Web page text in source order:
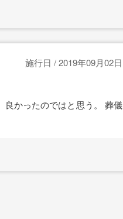
施行日 / 2019年09月02日
良かったのではと思う。 葬儀